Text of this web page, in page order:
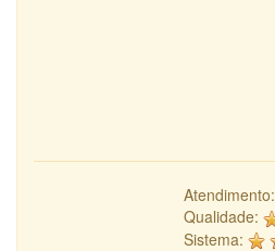
Atendimento:
Qualidade:
Sistema: